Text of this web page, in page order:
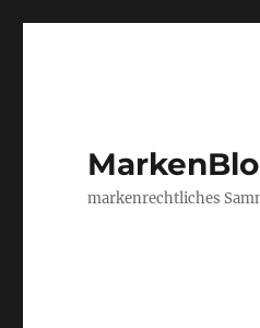
markenrechtliches